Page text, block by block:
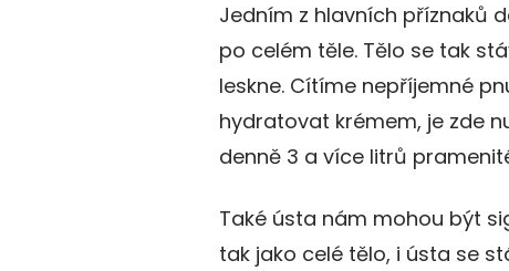
Jedním z hlavních příznaků
po celém těle. Tělo se tak
leskne. Cítíme nepříjemné
hydratovat krémem, je zde
denně 3 a více litrů
Také ústa nám mohou být
tak jako celé tělo, i ústa se